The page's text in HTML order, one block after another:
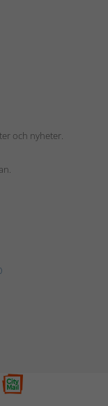
och nyheter.